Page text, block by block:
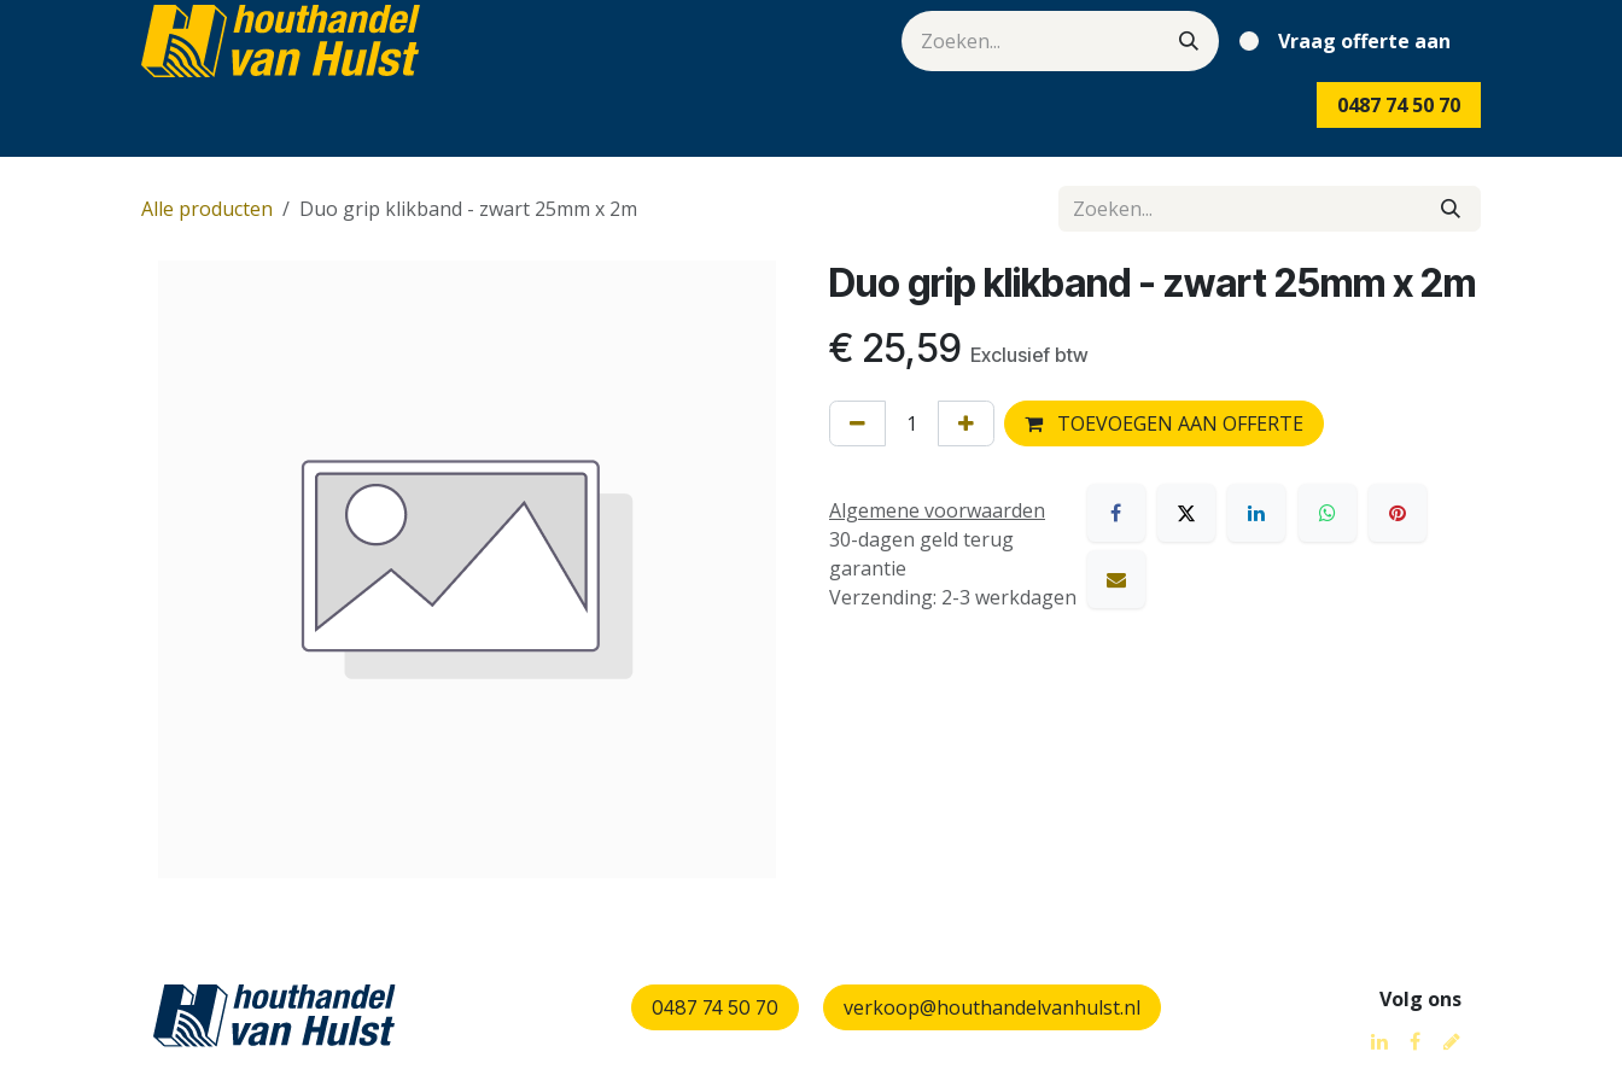
Overslaan naar inhoud
Vraag offerte aan
0487 74 50 70
Alle producten Duo grip klikband - zwart 25mm x 2m
Duo grip klikband - zwart 25mm x 2m
€ 25,59 Exclusief btw
TOEVOEGEN AAN OFFERTE
Algemene voorwaarden
30-dagen geld terug
garantie
Verzending: 2-3 werkdagen
verkoop@houthandelvanhulst.nl Volg ons
0487 74 50 70